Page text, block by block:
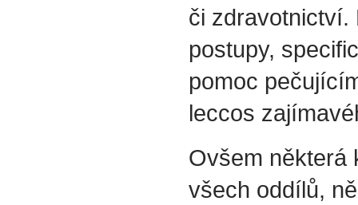
či zdravotnictví.
postupy,
pomoc
leccos
Ovšem některá
všech oddílů,